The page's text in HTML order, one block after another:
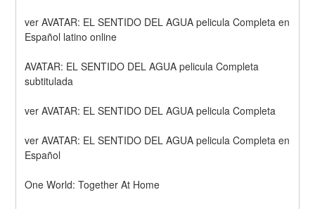
ver AVATAR: EL SENTIDO DEL AGUA pelicula Completa en
Español latino online
AVATAR: EL SENTIDO DEL AGUA pelicula Completa
subtitulada
ver AVATAR: EL SENTIDO DEL AGUA pelicula Completa
ver AVATAR: EL SENTIDO DEL AGUA pelicula Completa en
Español
One World: Together At Home